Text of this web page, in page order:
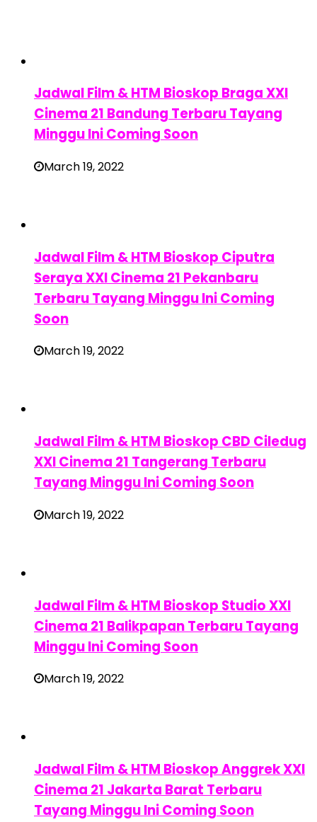
Jadwal Film & HTM Bioskop Braga XXI
Cinema 21 Bandung Terbaru Tayang
Minggu Ini Coming Soon
March 19, 2022
Jadwal Film & HTM Bioskop Ciputra
Seraya XXI Cinema 21 Pekanbaru
Terbaru Tayang Minggu Ini Coming
Soon
March 19, 2022
Jadwal Film & HTM Bioskop CBD Ciledug
XXI Cinema 21 Tangerang Terbaru
Tayang Minggu Ini Coming Soon
March 19, 2022
Jadwal Film & HTM Bioskop Studio XXI
Cinema 21 Balikpapan Terbaru Tayang
Minggu Ini Coming Soon
March 19, 2022
Jadwal Film & HTM Bioskop Anggrek XXI
Cinema 21 Jakarta Barat Terbaru
Tayang Minggu Ini Coming Soon